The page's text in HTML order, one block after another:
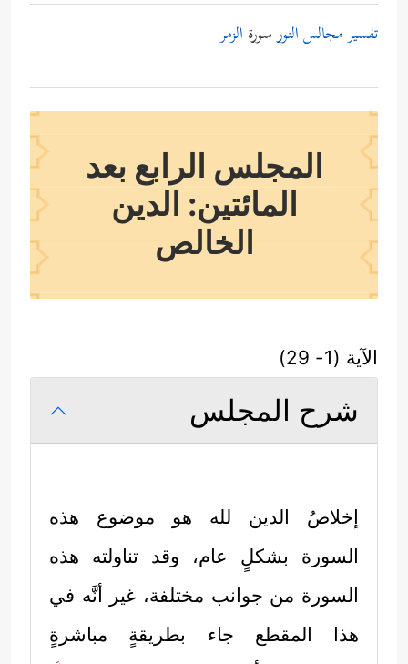
تفسير مجالس النورسورة الزمر
المجلس الرابع بعد
المائتين: الدين
الخالص
الآية (1- 29)
شرح المجلس
إخلاصُ الدين لله هو موضوع هذه
السورة بشكلٍ عام، وقد تناولته هذه
السورة من جوانب مختلفة، غير أنَّه في
هذا المقطع جاء بطريقةٍ مباشرةٍ